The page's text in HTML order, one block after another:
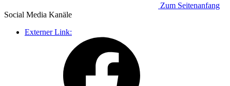
Zum Seitenanfang
Social Media Kanäle
Externer Link: